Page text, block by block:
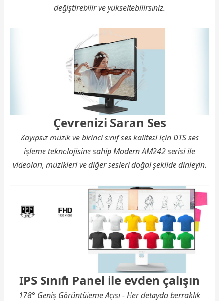
değiştirebilir ve yükseltebilirsiniz.
Çevrenizi Saran Ses
Kayıpsız müzik ve birinci sınıf ses kalitesi için DTS ses
işleme teknolojisine sahip Modern AM242 serisi ile
videoları, müzikleri ve diğer sesleri doğal şekilde dinleyin.
IPS Sınıfı Panel ile evden çalışın
178° Geniş Görüntüleme Açısı - Her detayda berraklık